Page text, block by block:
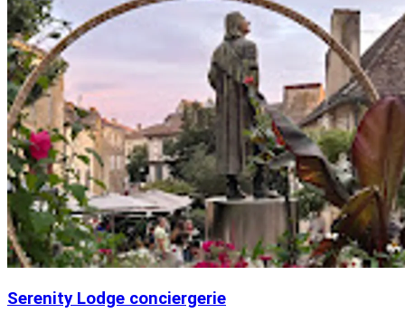
Serenity Lodge conciergerie